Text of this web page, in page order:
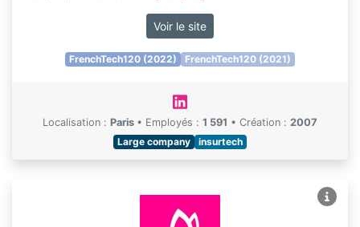
Voir le site
FrenchTech120 (2022) FrenchTech120 (2021)
Localisation : Paris • Employés : 1 591 • Création : 2007
Large company
insurtech